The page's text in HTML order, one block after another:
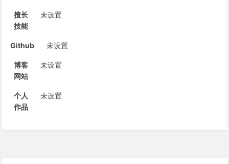
擅长
技能
未设置
Github 未设置
博客
网站
未设置
个人
作品
未设置